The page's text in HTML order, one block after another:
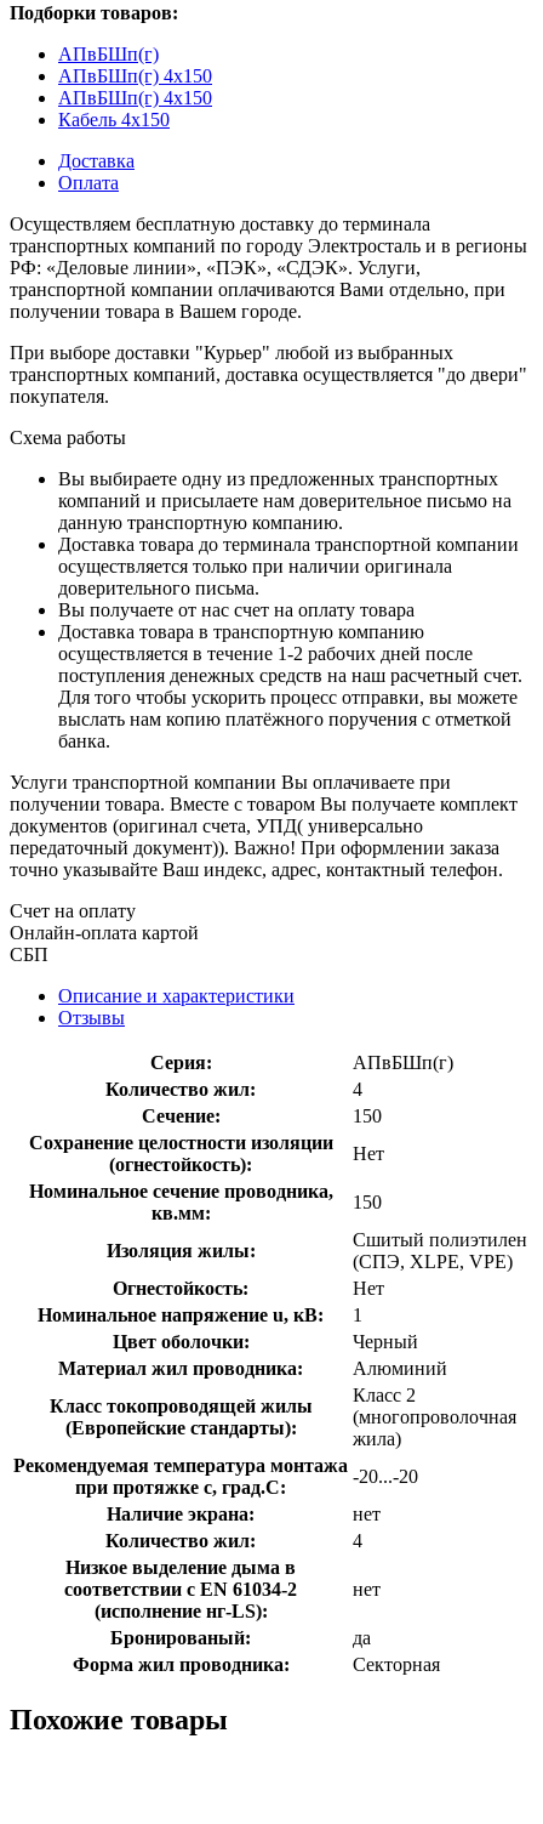
Подборки товаров:
АПвБШп(г)
АПвБШп(г) 4x150
АПвБШп(г) 4x150
Кабель 4x150
Доставка
Оплата
Осуществляем бесплатную доставку до терминала
транспортных компаний по городу Электросталь и в регионы
РФ: «Деловые линии», «ПЭК», «СДЭК». Услуги,
транспортной компании оплачиваются Вами отдельно, при
получении товара в Вашем городе.
При выборе доставки "Курьер" любой из выбранных
транспортных компаний, доставка осуществляется "до двери"
покупателя.
Схема работы
Вы выбираете одну из предложенных транспортных
компаний и присылаете нам доверительное письмо на
данную транспортную компанию.
Доставка товара до терминала транспортной компании
осуществляется только при наличии оригинала
доверительного письма.
Вы получаете от нас счет на оплату товара
Доставка товара в транспортную компанию
осуществляется в течение 1-2 рабочих дней после
поступления денежных средств на наш расчетный счет.
Для того чтобы ускорить процесс отправки, вы можете
выслать нам копию платёжного поручения с отметкой
банка.
Услуги транспортной компании Вы оплачиваете при
получении товара. Вместе с товаром Вы получаете комплект
документов (оригинал счета, УПД( универсально
передаточный документ)). Важно! При оформлении заказа
точно указывайте Ваш индекс, адрес, контактный телефон.
Счет на оплату
Онлайн-оплата картой
СБП
Описание и характеристики
Отзывы
Серия:
АПвБШп(г)
Количество жил:
4
Сечение:
150
Сохранение целостности изоляции
(огнестойкость):
Нет
Номинальное сечение проводника,
кв.мм:
150
Изоляция жилы:
Сшитый полиэтилен
(СПЭ, XLPE, VPE)
Огнестойкость:
Нет
Номинальное напряжение u, кВ:
1
Цвет оболочки:
Черный
Материал жил проводника:
Алюминий
Класс токопроводящей жилы
(Европейские стандарты):
Класс 2
(многопроволочная
жила)
Рекомендуемая температура монтажа
при протяжке с, град.C:
-20...-20
Наличие экрана:
нет
Количество жил:
4
Низкое выделение дыма в
соответствии с EN 61034-2
(исполнение нг-LS):
нет
Бронированый:
да
Форма жил проводника:
Секторная
Похожие товары